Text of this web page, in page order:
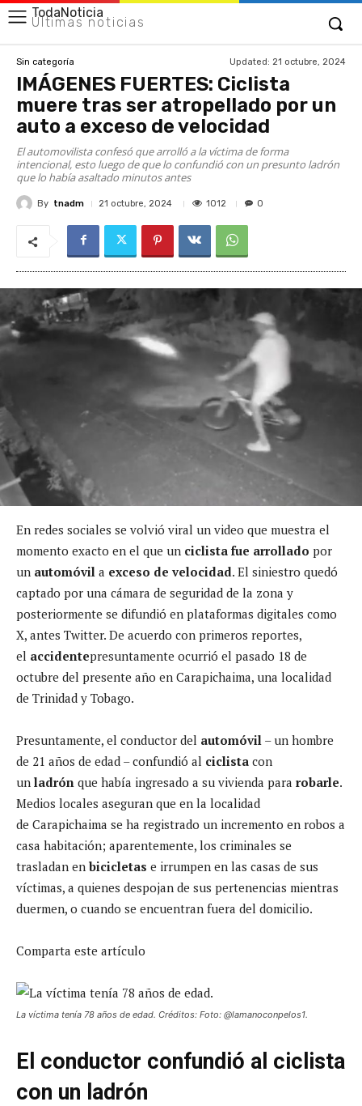
TodaNoticia
Últimas noticias
Sin categoría Updated: 21 octubre, 2024
IMÁGENES FUERTES: Ciclista
muere tras ser atropellado por un
auto a exceso de velocidad
El automovilista confesó que arrolló a la víctima de forma
intencional, esto luego de que lo confundió con un presunto ladrón
que lo había asaltado minutos antes
By tnadm 21 octubre, 2024 1012 0
En redes sociales se volvió viral un video que muestra el
momento exacto en el que un ciclista fue arrollado por
un automóvil a exceso de velocidad. El siniestro quedó
captado por una cámara de seguridad de la zona y
posteriormente se difundió en plataformas digitales como
X, antes Twitter. De acuerdo con primeros reportes,
el accidentepresuntamente ocurrió el pasado 18 de
octubre del presente año en Carapichaima, una localidad
de Trinidad y Tobago.
Presuntamente, el conductor del automóvil – un hombre
de 21 años de edad – confundió al ciclista con
un ladrón que había ingresado a su vivienda para robarle.
Medios locales aseguran que en la localidad
de Carapichaima se ha registrado un incremento en robos a
casa habitación; aparentemente, los criminales se
trasladan en bicicletas e irrumpen en las casas de sus
víctimas, a quienes despojan de sus pertenencias mientras
duermen, o cuando se encuentran fuera del domicilio.
Comparta este artículo
La víctima tenía 78 años de edad. Créditos: Foto: @lamanoconpelos1.
El conductor confundió al ciclista
con un ladrón